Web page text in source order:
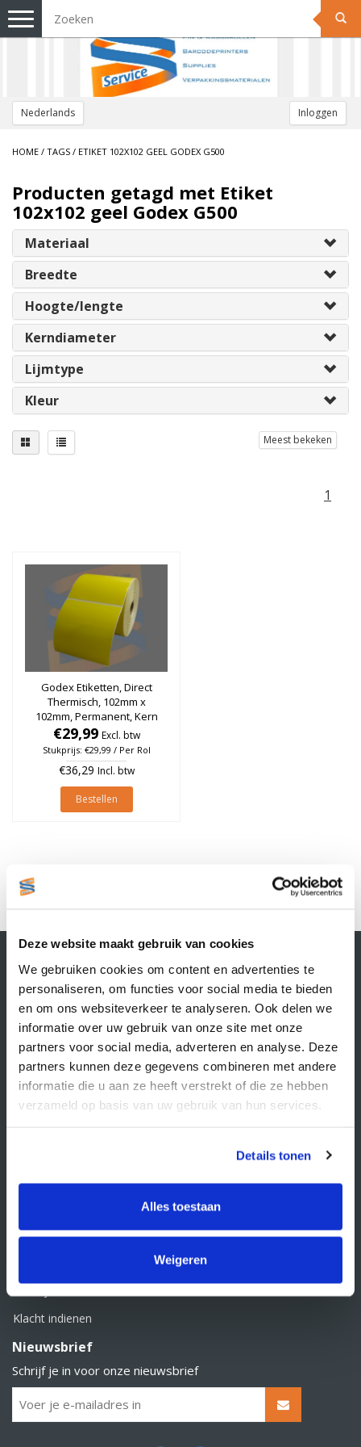
Deze website maakt gebruik van cookies
We gebruiken cookies om content en advertenties te
personaliseren, om functies voor social media te bieden
en om ons websiteverkeer te analyseren. Ook delen we
informatie over uw gebruik van onze site met onze
partners voor social media, adverteren en analyse. Deze
partners kunnen deze gegevens combineren met andere
informatie die u aan ze heeft verstrekt of die ze hebben
verzameld op basis van uw gebruik van hun services.
Details tonen
Alles toestaan
Weigeren
Nederlands Inloggen
Toggle
navigation
HOME / TAGS / ETIKET 102X102 GEEL GODEX G500
Producten getagd met Etiket
102x102 geel Godex G500
Materiaal
Breedte
Hoogte/lengte
Kerndiameter
Lijmtype
Kleur
Meest bekeken
1
Godex Etiketten, Direct
Thermisch, 102mm x
102mm, Permanent, Kern
25mm, Geel, rol à 700 stuks
€29,99 Excl. btw
Stukprijs: €29,99 / Per Rol
€36,29 Incl. btw
Bestellen
1
Contactgegevens
Supply Service B.V.
Nijverheidsstraat 25-K
3861 RJ Nijkerk
info@supplyservice.nl
+31 33 468 13 42
KvK nummer: 66384737
Retourbeleid
Klacht indienen
Nieuwsbrief
Schrijf je in voor onze nieuwsbrief